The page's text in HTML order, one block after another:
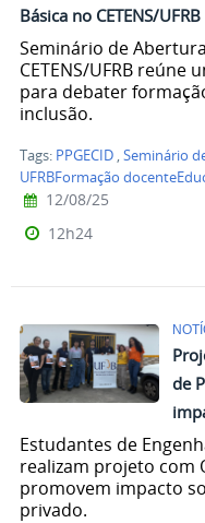
Básica no CETENS/UFRB
Seminário de
CETENS/UFRB reúne
para debater
inclusão.
Tags: PPGECID ,Seminário
UFRBFormação
12/08/25
12h24
de
Estudantes de
realizam projeto com
promovem impacto
privado.